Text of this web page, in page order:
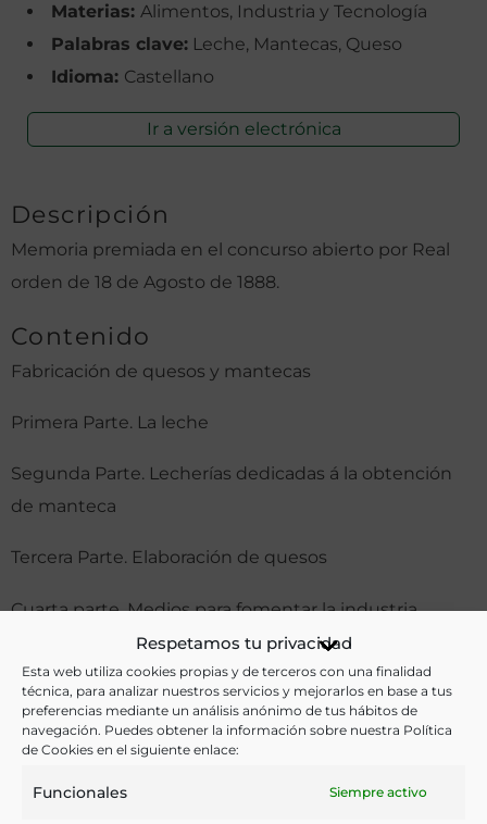
Respetamos tu privacidad
Esta web utiliza cookies propias y de terceros con una finalidad
técnica, para analizar nuestros servicios y mejorarlos en base a tus
preferencias mediante un análisis anónimo de tus hábitos de
navegación. Puedes obtener la información sobre nuestra Política
de Cookies en el siguiente enlace:
Funcionales Siempre activo
Materias: Alimentos, Industria y Tecnología
Palabras clave: Leche, Mantecas, Queso
Idioma: Castellano
Ir a versión electrónica
Descripción
Memoria premiada en el concurso abierto por Real
orden de 18 de Agosto de 1888.
Contenido
Fabricación de quesos y mantecas
Primera Parte. La leche
Segunda Parte. Lecherías dedicadas á la obtención
de manteca
Tercera Parte. Elaboración de quesos
Cuarta parte. Medios para fomentar la industria
lechera en España
Otras ediciones:
Notas: